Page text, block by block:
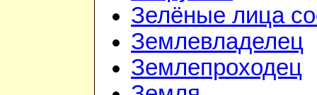
Зелёные лица
Землевладелец
Землепроходец